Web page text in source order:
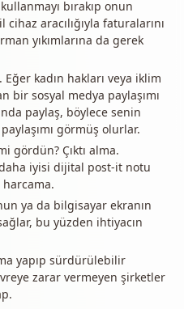
bırakıp onun
aracılığıyla faturalarını
yıkımlarına da gerek
kadın hakları veya iklim
sosyal medya paylaşımı
paylaş, böylece senin
görmüş olurlar.
gördün? Çıktı alma.
iyisi dijital post-it notu
harcama.
ya da bilgisayar ekranın
bu yüzden ihtiyacın
yapıp sürdürülebilir
zarar vermeyen şirketler